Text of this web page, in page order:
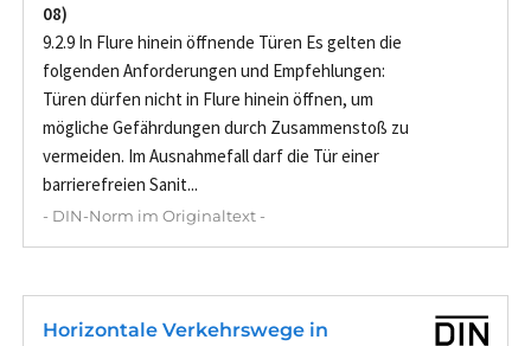
08)
9.2.9 In Flure hinein öffnende Türen Es gelten die
folgenden Anforderungen und Empfehlungen:
Türen dürfen nicht in Flure hinein öffnen, um
mögliche Gefährdungen durch Zusammenstoß zu
vermeiden. Im Ausnahmefall darf die Tür einer
barrierefreien Sanit...
- DIN-Norm im Originaltext -
Horizontale Verkehrswege in